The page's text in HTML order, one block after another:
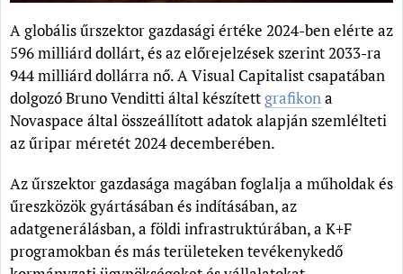
A globális űrszektor gazdasági értéke 2024-ben elérte az
596 milliárd dollárt, és az előrejelzések szerint 2033-ra
944 milliárd dollárra nő. A Visual Capitalist csapatában
dolgozó Bruno Venditti által készített grafikona
Novaspace által összeállított adatok alapján szemlélteti
az űripar méretét 2024 decemberében.
Az űrszektor gazdasága magában foglalja a műholdak és
űreszközök gyártásában és indításában, az
adatgenerálásban, a földi infrastruktúrában, a K+F
programokban és más területeken tevékenykedő